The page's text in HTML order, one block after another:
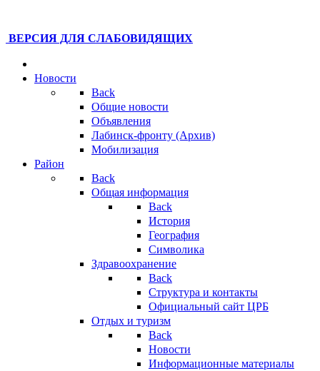
ВЕРСИЯ ДЛЯ СЛАБОВИДЯЩИХ
Новости
Back
Общие новости
Объявления
Лабинск-фронту (Архив)
Мобилизация
Район
Back
Общая информация
Back
История
География
Символика
Здравоохранение
Back
Структура и контакты
Официальный сайт ЦРБ
Отдых и туризм
Back
Новости
Информационные материалы